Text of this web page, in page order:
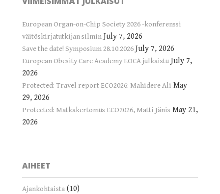
European Organ-on-Chip Society 2026 -konferenssi
väitöskirjatutkijan silmin July 7, 2026
Save the date! Symposium 28.10.2026 July 7, 2026
European Obesity Care Academy EOCA julkaistu July 7,
2026
Protected: Travel report ECO2026: Mahidere Ali May
29, 2026
Protected: Matkakertomus ECO2026, Matti Jänis May 21,
2026
AIHEET
Ajankohtaista (10)